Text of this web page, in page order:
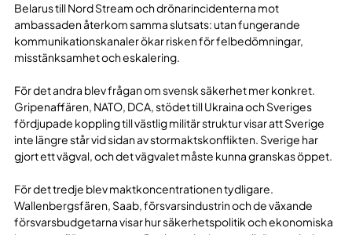
Belarus till Nord Stream och drönarincidenterna mot
ambassaden återkom samma slutsats: utan fungerande
kommunikationskanaler ökar risken för felbedömningar,
misstänksamhet och eskalering.
För det andra blev frågan om svensk säkerhet mer konkret.
Gripenaffären, NATO, DCA, stödet till Ukraina och Sveriges
fördjupade koppling till västlig militär struktur visar att Sverige
inte längre står vid sidan av stormaktskonflikten. Sverige har
gjort ett vägval, och det vägvalet måste kunna granskas öppet.
För det tredje blev maktkoncentrationen tydligare.
Wallenbergsfären, Saab, försvarsindustrin och de växande
försvarsbudgetarna visar hur säkerhetspolitik och ekonomiska